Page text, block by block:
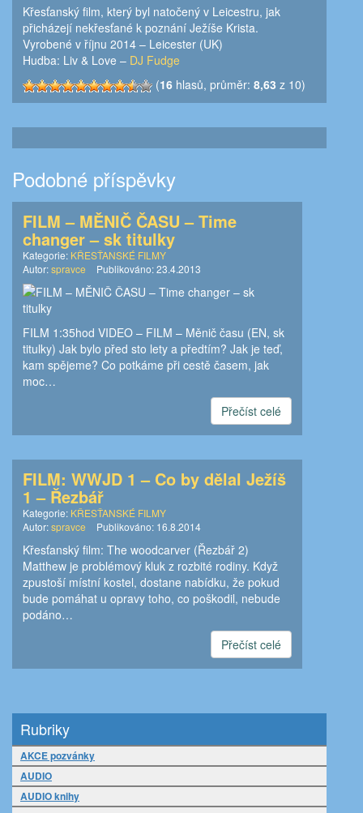
Křesťanský film, který byl natočený v Leicestru, jak
přicházejí nekřesťané k poznání Ježíše Krista.
Vyrobené v říjnu 2014 – Leicester (UK)
Hudba: Liv & Love – DJ Fudge
(16 hlasů, průměr: 8,63 z 10)
Podobné příspěvky
FILM – MĚNIČ ČASU – Time
changer – sk titulky
Kategorie: KŘESŤANSKÉ FILMY
Autor:spravce Publikováno:23.4.2013
FILM 1:35hod VIDEO – FILM – Měnič času (EN, sk
titulky) Jak bylo před sto lety a předtím? Jak je teď,
kam spějeme? Co potkáme při cestě časem, jak
moc…
Přečíst celé
FILM: WWJD 1 – Co by dělal Ježíš
1 – Řezbář
Kategorie: KŘESŤANSKÉ FILMY
Autor:spravce Publikováno: 16.8.2014
Křesťanský film: The woodcarver (Řezbář 2)
Matthew je problémový kluk z rozbité rodiny. Když
zpustoší místní kostel, dostane nabídku, že pokud
bude pomáhat u opravy toho, co poškodil, nebude
podáno…
Přečíst celé
Rubriky
AKCE pozvánky
AUDIO
AUDIO knihy